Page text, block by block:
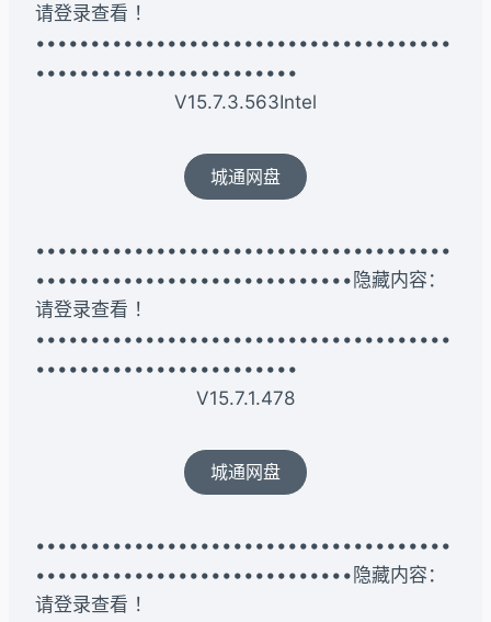
请登录查看 ！
••••••••••••••••••••••••••••••••••••••
••••••••••••••••••••••••
V15.7.3.563Intel
城通网盘
••••••••••••••••••••••••••••••••••••••
•••••••••••••••••••••••••••••隐藏内容：
请登录查看 ！
••••••••••••••••••••••••••••••••••••••
••••••••••••••••••••••••
V15.7.1.478
城通网盘
••••••••••••••••••••••••••••••••••••••
•••••••••••••••••••••••••••••隐藏内容：
请登录查看 ！